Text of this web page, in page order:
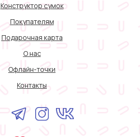
Контакты
Покупателям
Подарочная карта
О нас
Офлайн-точки
Конструктор сумок